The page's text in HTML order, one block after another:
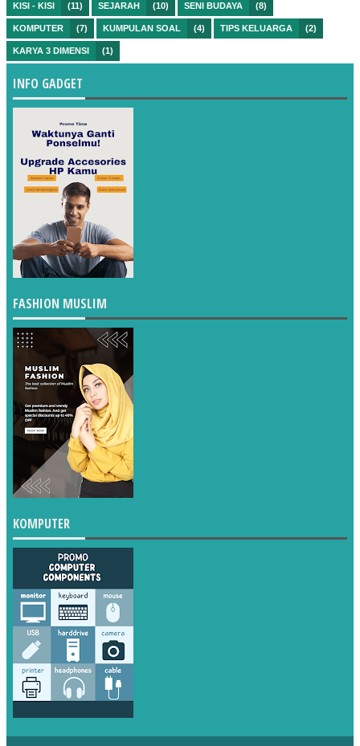
KISI - KISI (11) SEJARAH (10) SENI BUDAYA (8)
KOMPUTER (7) KUMPULAN SOAL (4) TIPS KELUARGA (2)
KARYA 3 DIMENSI (1)
INFO GADGET
FASHION MUSLIM
KOMPUTER